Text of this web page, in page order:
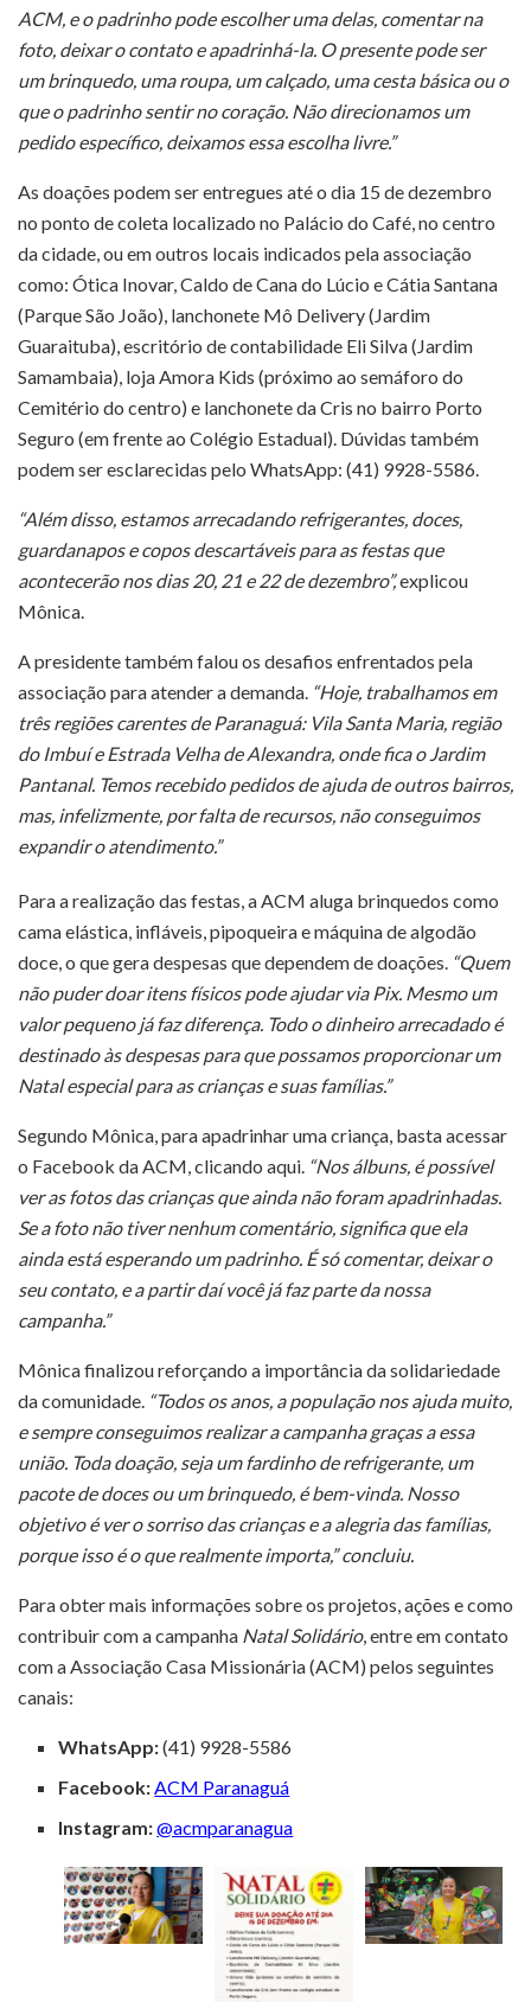
ACM, e o padrinho pode escolher uma delas, comentar na
foto, deixar o contato e apadrinhá-la. O presente pode ser
um brinquedo, uma roupa, um calçado, uma cesta básica ou o
que o padrinho sentir no coração. Não direcionamos um
pedido específico, deixamos essa escolha livre.”
As doações podem ser entregues até o dia 15 de dezembro
no ponto de coleta localizado no Palácio do Café, no centro
da cidade, ou em outros locais indicados pela associação
como: Ótica Inovar, Caldo de Cana do Lúcio e Cátia Santana
(Parque São João), lanchonete Mô Delivery (Jardim
Guaraituba), escritório de contabilidade Eli Silva (Jardim
Samambaia), loja Amora Kids (próximo ao semáforo do
Cemitério do centro) e lanchonete da Cris no bairro Porto
Seguro (em frente ao Colégio Estadual). Dúvidas também
podem ser esclarecidas pelo WhatsApp: (41) 9928-5586.
“Além disso, estamos arrecadando refrigerantes, doces,
guardanapos e copos descartáveis para as festas que
acontecerão nos dias 20, 21 e 22 de dezembro”,explicou
Mônica.
A presidente também falou os desafios enfrentados pela
associação para atender a demanda. “Hoje, trabalhamos em
três regiões carentes de Paranaguá: Vila Santa Maria, região
do Imbuí e Estrada Velha de Alexandra, onde fica o Jardim
Pantanal. Temos recebido pedidos de ajuda de outros bairros,
mas, infelizmente, por falta de recursos, não conseguimos
expandir o atendimento.”
Para a realização das festas, a ACM aluga brinquedos como
cama elástica, infláveis, pipoqueira e máquina de algodão
doce, o que gera despesas que dependem de doações. “Quem
não puder doar itens físicos pode ajudar via Pix. Mesmo um
valor pequeno já faz diferença. Todo o dinheiro arrecadado é
destinado às despesas para que possamos proporcionar um
Natal especial para as crianças e suas famílias.”
Segundo Mônica, para apadrinhar uma criança, basta acessar
o Facebook da ACM, clicando aqui. “Nos álbuns, é possível
ver as fotos das crianças que ainda não foram apadrinhadas.
Se a foto não tiver nenhum comentário, significa que ela
ainda está esperando um padrinho. É só comentar, deixar o
seu contato, e a partir daí você já faz parte da nossa
campanha.”
Mônica finalizou reforçando a importância da solidariedade
da comunidade. “Todos os anos, a população nos ajuda muito,
e sempre conseguimos realizar a campanha graças a essa
união. Toda doação, seja um fardinho de refrigerante, um
pacote de doces ou um brinquedo, é bem-vinda. Nosso
objetivo é ver o sorriso das crianças e a alegria das famílias,
porque isso é o que realmente importa,” concluiu.
Para obter mais informações sobre os projetos, ações e como
contribuir com a campanha Natal Solidário, entre em contato
com a Associação Casa Missionária (ACM) pelos seguintes
canais:
WhatsApp:(41) 9928-5586
Facebook: ACM Paranaguá
Instagram:@acmparanagua